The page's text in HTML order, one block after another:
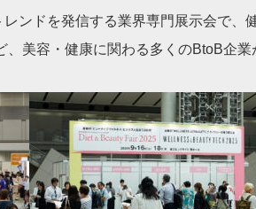
ンドを発信する業界専門展示会で、
美容・健康に関わる多くのBtoB企業